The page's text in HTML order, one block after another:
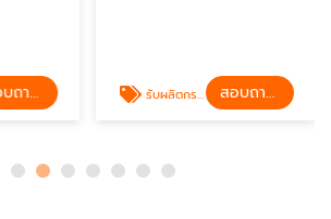
สอบถามราคา รับผลิตกรวยจราจรมาตรฐานทางหลวง สอบถามราคา